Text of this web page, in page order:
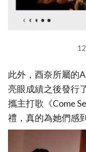
此外，酉奈所屬的
亮眼成績之後發行
攜主打歌《Come
禮，真的為她們感